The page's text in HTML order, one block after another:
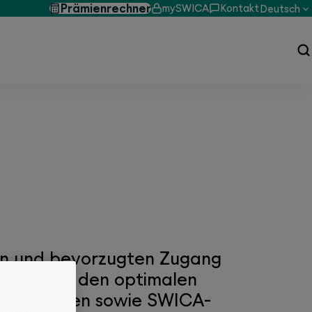
Prämienrechner mySWICA KontaktDeutsch
und bevorzugten Zugang
für den optimalen
sowie SWICA-